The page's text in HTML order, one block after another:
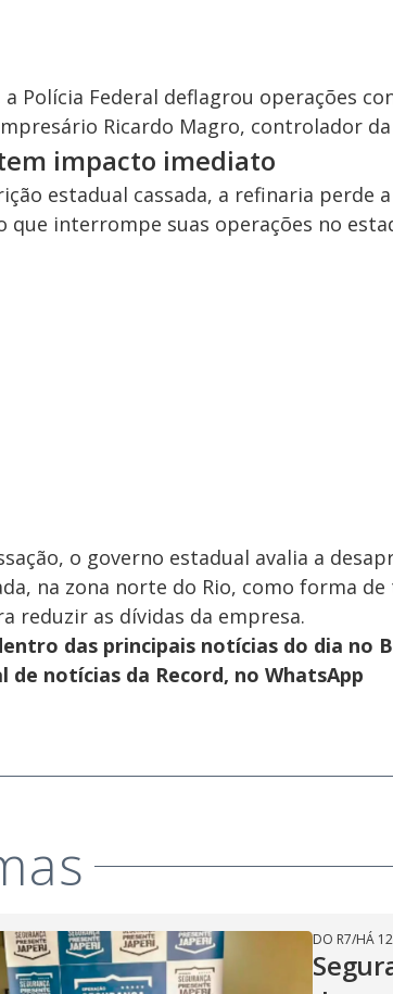
a Polícia Federal deflagrou operações
Ricardo Magro, controlador
impacto imediato
estadual cassada, a refinaria perde
que interrompe suas operações no
o governo estadual avalia a
na zona norte do Rio, como forma
reduzir as dívidas da empresa.
das principais notícias do dia no
de notícias da Record, no WhatsApp
DO R7/HÁ